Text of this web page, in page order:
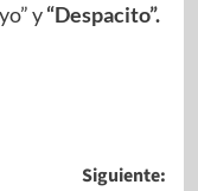
y“Despacito”.
Siguiente: